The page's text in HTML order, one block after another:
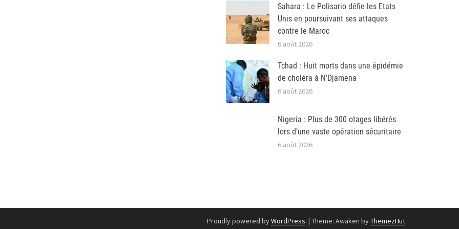
Sahara : Le Polisario défie les Etats
Unis en poursuivant ses attaques
contre le Maroc
6 août 2026
Tchad : Huit morts dans une épidémie
de choléra à N’Djamena
6 août 2026
Nigeria : Plus de 300 otages libérés
lors d’une vaste opération sécuritaire
6 août 2026
Proudly powered byWordPress. | Theme: Awaken byThemezHut.